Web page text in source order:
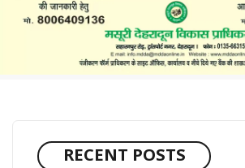
RECENT POSTS